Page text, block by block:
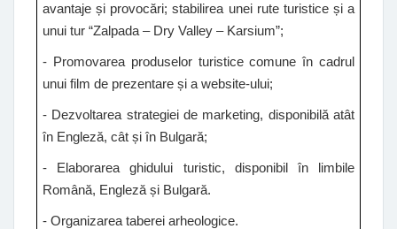
avantaje și provocări; stabilirea unei rute turistice și a
unui tur “Zalpada – Dry Valley – Karsium”;
- Promovarea produselor turistice comune în cadrul
unui film de prezentare și a website-ului;
- Dezvoltarea strategiei de marketing, disponibilă atât
în Engleză, cât și în Bulgară;
- Elaborarea ghidului turistic, disponibil în limbile
Română, Engleză și Bulgară.
- Organizarea taberei arheologice.